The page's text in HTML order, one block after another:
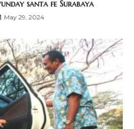
santa fe Surabaya
May 29, 2024